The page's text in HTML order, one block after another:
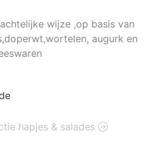
wijze ,op basis van
augurk en
hapjes & salades